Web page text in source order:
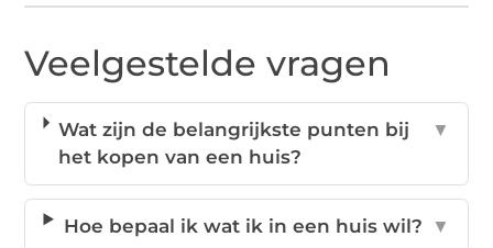
Veelgestelde vragen
Wat zijn de belangrijkste punten bij
het kopen van een huis?
▼
Hoe bepaal ik wat ik in een huis wil? ▼